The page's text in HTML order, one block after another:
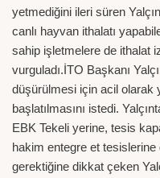
yetmediğini ileri süren
canlı hayvan ithalatı
sahip işletmelere de ithalat
vurguladı.İTO Başkanı
düşürülmesi için acil olarak
başlatılmasını istedi.
EBK Tekeli yerine, tesis
hakim entegre et
gerektiğine dikkat çeken